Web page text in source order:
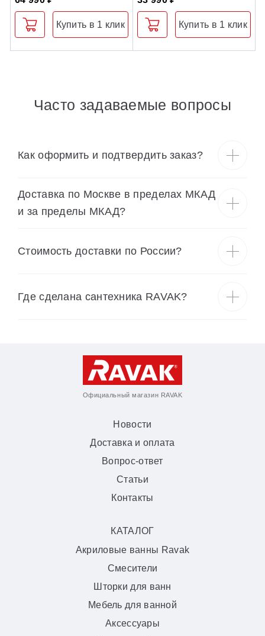
Купить в 1 клик Купить в 1 клик
Часто задаваемые вопросы
Как оформить и подтвердить заказ?
Доставка по Москве в пределах МКАД
и за пределы МКАД?
Cтоимость доставки по России?
Где сделана сантехника RAVAK?
Официальный магазин RAVAK
Новости
Доставка и оплата
Вопрос-ответ
Статьи
Контакты
КАТАЛОГ
Акриловые ванны Ravak
Смесители
Шторки для ванн
Мебель для ванной
Аксессуары